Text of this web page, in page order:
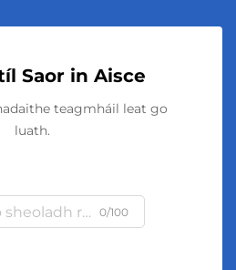
Saor in Aisce
teagmháil leat go
luath.
0/100